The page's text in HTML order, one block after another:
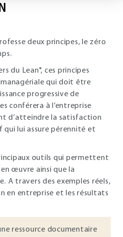
deux principes, le zéro
du Lean", ces principes
managériale qui doit être
progressive de
conférera à l’entreprise
d’atteindre la satisfaction
lui assure pérennité et
outils qui permettent
œuvre ainsi que la
A travers des exemples réels,
en entreprise et les résultats
ressource documentaire